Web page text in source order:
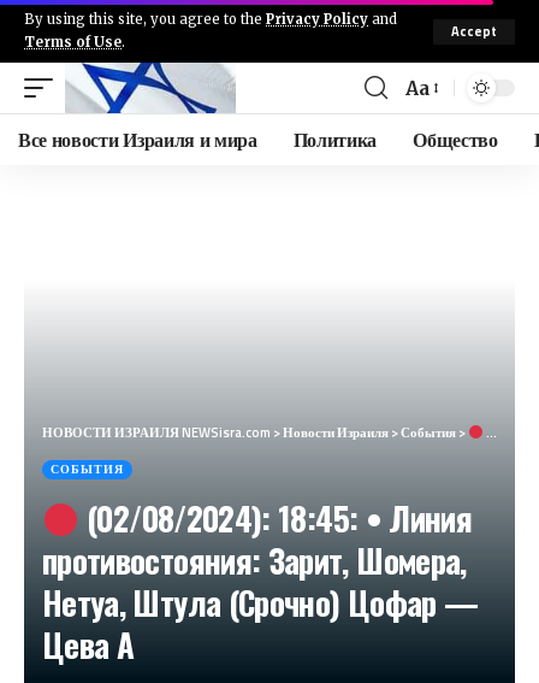
By using this site, you agree to the Privacy Policy and
Terms of Use.
Accept
Aa
Все новости Израиля и мира Политика Общество
НОВОСТИ ИЗРАИЛЯ NEWSisra.com >Новости Израиля>События>
СОБЫТИЯ
(02/08/2024): 18:45: • Линия
противостояния: Зарит, Шомера,
Нетуа, Штула (Срочно) Цофар —
Цева А